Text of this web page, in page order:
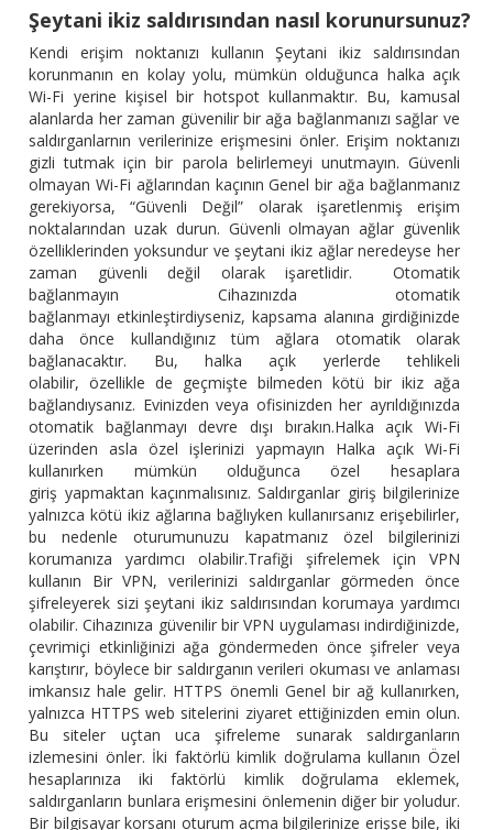
Şeytani ikiz saldırısından nasıl korunursunuz?
Kendi erişim noktanızı kullanın Şeytani ikiz saldırısından
korunmanın en kolay yolu, mümkün olduğunca halka açık
Wi-Fi yerine kişisel bir hotspot kullanmaktır. Bu, kamusal
alanlarda her zaman güvenilir bir ağa bağlanmanızı sağlar ve
saldırganlarnın verilerinize erişmesini önler. Erişim noktanızı
gizli tutmak için bir parola belirlemeyi unutmayın. Güvenli
olmayan Wi-Fi ağlarından kaçının Genel bir ağa bağlanmanız
gerekiyorsa, “Güvenli Değil” olarak işaretlenmiş erişim
noktalarından uzak durun. Güvenli olmayan ağlar güvenlik
özelliklerinden yoksundur ve şeytani ikiz ağlar neredeyse her
zaman güvenli değil olarak işaretlidir. Otomatik
bağlanmayın Cihazınızda otomatik
bağlanmayı etkinleştirdiyseniz, kapsama alanına girdiğinizde
daha önce kullandığınız tüm ağlara otomatik olarak
bağlanacaktır. Bu, halka açık yerlerde tehlikeli
olabilir, özellikle de geçmişte bilmeden kötü bir ikiz ağa
bağlandıysanız. Evinizden veya ofisinizden her ayrıldığınızda
otomatik bağlanmayı devre dışı bırakın.Halka açık Wi-Fi
üzerinden asla özel işlerinizi yapmayın Halka açık Wi-Fi
kullanırken mümkün olduğunca özel hesaplara
giriş yapmaktan kaçınmalısınız. Saldırganlar giriş bilgilerinize
yalnızca kötü ikiz ağlarına bağlıyken kullanırsanız erişebilirler,
bu nedenle oturumunuzu kapatmanız özel bilgilerinizi
korumanıza yardımcı olabilir.Trafiği şifrelemek için VPN
kullanın Bir VPN, verilerinizi saldırganlar görmeden önce
şifreleyerek sizi şeytani ikiz saldırısından korumaya yardımcı
olabilir. Cihazınıza güvenilir bir VPN uygulaması indirdiğinizde,
çevrimiçi etkinliğinizi ağa göndermeden önce şifreler veya
karıştırır, böylece bir saldırganın verileri okuması ve anlaması
imkansız hale gelir. HTTPS önemli Genel bir ağ kullanırken,
yalnızca HTTPS web sitelerini ziyaret ettiğinizden emin olun.
Bu siteler uçtan uca şifreleme sunarak saldırganların
izlemesini önler. İki faktörlü kimlik doğrulama kullanın Özel
hesaplarınıza iki faktörlü kimlik doğrulama eklemek,
saldırganların bunlara erişmesini önlemenin diğer bir yoludur.
Bir bilgisayar korsanı oturum açma bilgilerinize erişse bile, iki